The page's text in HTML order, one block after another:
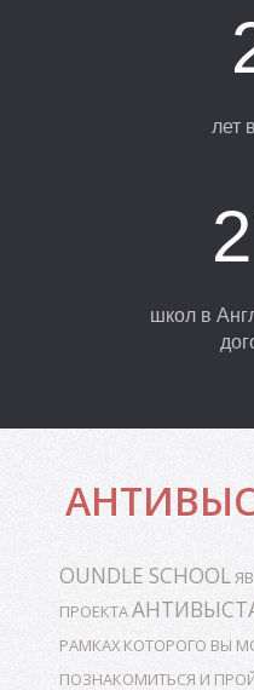
лет
школ в
OUNDLE SCHOOL
ПРОЕКТА
РАМКАХ КОТОРОГО ВЫ
ПОЗНАКОМИТЬСЯ И